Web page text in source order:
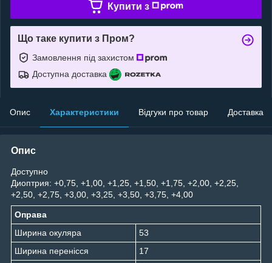
Купити з
Що таке купити з Пром?
Замовлення під захистом
Доступна доставка
Опис Характеристики Відгуки про товар Доставка
Опис
Доступно
Диоптрия: +0,75, +1,00, +1,25, +1,50, +1,75, +2,00, +2,25,
+2,50, +2,75, +3,00, +3,25, +3,50, +3,75, +4,00
Оправа
Ширина окуляра
53
Ширина перенісся
17